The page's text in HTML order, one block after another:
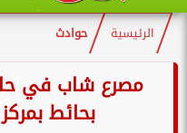
الرئيسية حوادث
مصرع شاب في
بحائط